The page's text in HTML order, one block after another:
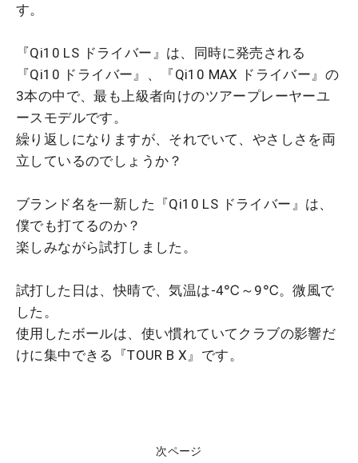
す。
『Qi10 LS ドライバー』は、同時に発売される
『Qi10 ドライバー』、『Qi10 MAX ドライバー』の
3本の中で、最も上級者向けのツアープレーヤーユ
ースモデルです。
繰り返しになりますが、それでいて、やさしさを両
立しているのでしょうか？
ブランド名を一新した『Qi10 LS ドライバー』は、
僕でも打てるのか？
楽しみながら試打しました。
試打した日は、快晴で、気温は-4℃～9℃。微風で
した。
使用したボールは、使い慣れていてクラブの影響だ
けに集中できる『TOUR B X』です。
次ページ